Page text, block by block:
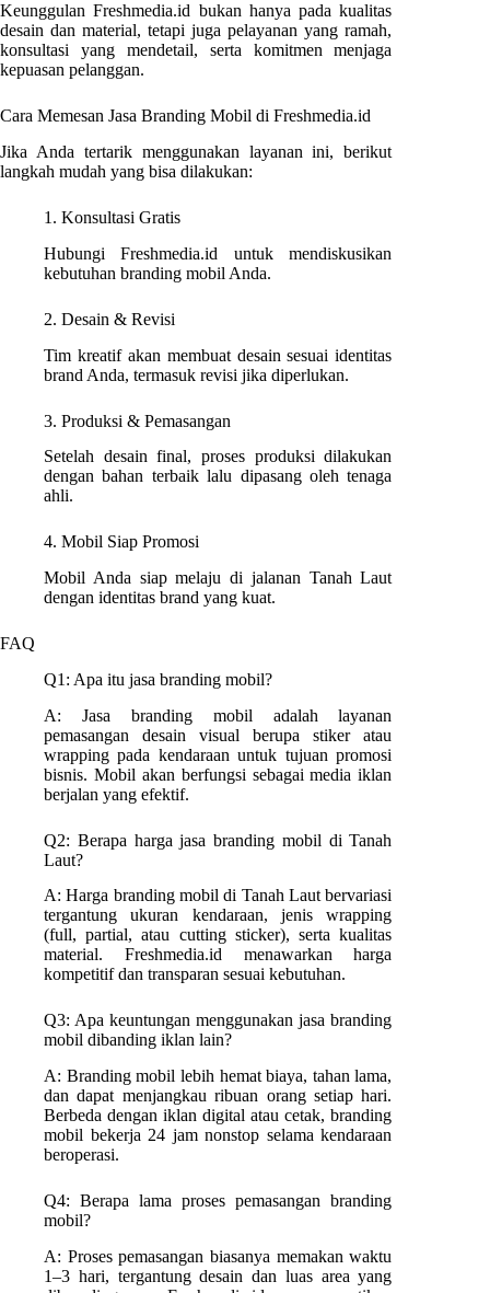
Keunggulan Freshmedia.id bukan hanya pada kualitas
desain dan material, tetapi juga pelayanan yang ramah,
konsultasi yang mendetail, serta komitmen menjaga
kepuasan pelanggan.
Cara Memesan Jasa Branding Mobil di Freshmedia.id
Jika Anda tertarik menggunakan layanan ini, berikut
langkah mudah yang bisa dilakukan:
1. Konsultasi Gratis
Hubungi Freshmedia.id untuk mendiskusikan
kebutuhan branding mobil Anda.
2. Desain & Revisi
Tim kreatif akan membuat desain sesuai identitas
brand Anda, termasuk revisi jika diperlukan.
3. Produksi & Pemasangan
Setelah desain final, proses produksi dilakukan
dengan bahan terbaik lalu dipasang oleh tenaga
ahli.
4. Mobil Siap Promosi
Mobil Anda siap melaju di jalanan Tanah Laut
dengan identitas brand yang kuat.
FAQ
Q1: Apa itu jasa branding mobil?
A: Jasa branding mobil adalah layanan
pemasangan desain visual berupa stiker atau
wrapping pada kendaraan untuk tujuan promosi
bisnis. Mobil akan berfungsi sebagai media iklan
berjalan yang efektif.
Q2: Berapa harga jasa branding mobil di Tanah
Laut?
A: Harga branding mobil di Tanah Laut bervariasi
tergantung ukuran kendaraan, jenis wrapping
(full, partial, atau cutting sticker), serta kualitas
material. Freshmedia.id menawarkan harga
kompetitif dan transparan sesuai kebutuhan.
Q3: Apa keuntungan menggunakan jasa branding
mobil dibanding iklan lain?
A: Branding mobil lebih hemat biaya, tahan lama,
dan dapat menjangkau ribuan orang setiap hari.
Berbeda dengan iklan digital atau cetak, branding
mobil bekerja 24 jam nonstop selama kendaraan
beroperasi.
Q4: Berapa lama proses pemasangan branding
mobil?
A: Proses pemasangan biasanya memakan waktu
1–3 hari, tergantung desain dan luas area yang